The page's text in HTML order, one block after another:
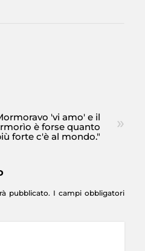
'vi amo' e il
è forse quanto
forte c'è al mondo."
pubblicato. I campi obbligatori